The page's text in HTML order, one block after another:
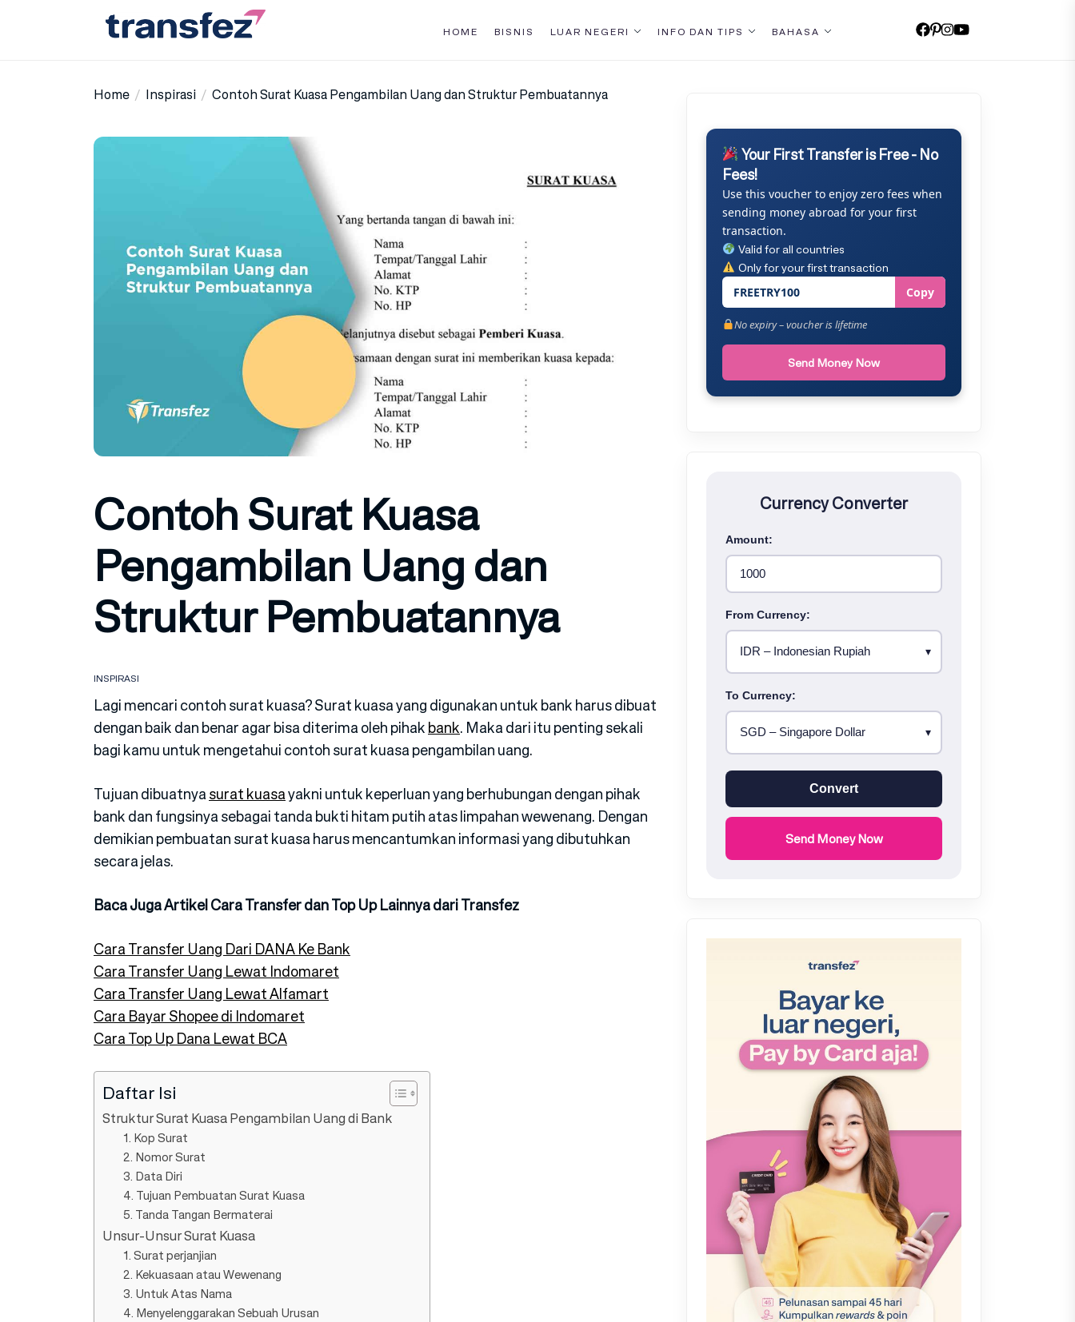
HOME BISNIS LUAR NEGERI INFO DAN TIPS BAHASA
Home Inspirasi Contoh Surat Kuasa Pengambilan Uang dan Struktur Pembuatannya
Contoh Surat Kuasa
Pengambilan Uang dan
Struktur Pembuatannya
INSPIRASI
Lagi mencari contoh surat kuasa? Surat kuasa yang digunakan untuk bank harus dibuat
dengan baik dan benar agar bisa diterima oleh pihakbank. Maka dari itu penting sekali
bagi kamu untuk mengetahui contoh surat kuasa pengambilan uang.
Tujuan dibuatnyasurat kuasayakni untuk keperluan yang berhubungan dengan pihak
bank dan fungsinya sebagai tanda bukti hitam putih atas limpahan wewenang. Dengan
demikian pembuatan surat kuasa harus mencantumkan informasi yang dibutuhkan
secara jelas.
Baca Juga Artikel Cara Transfer dan Top Up Lainnya dari Transfez
Cara Transfer Uang Dari DANA Ke Bank
Cara Transfer Uang Lewat Indomaret
Cara Transfer Uang Lewat Alfamart
Cara Bayar Shopee di Indomaret
Cara Top Up Dana Lewat BCA
Daftar Isi
Struktur Surat Kuasa Pengambilan Uang di Bank
1. Kop Surat
2. Nomor Surat
3. Data Diri
4. Tujuan Pembuatan Surat Kuasa
5. Tanda Tangan Bermaterai
Unsur-Unsur Surat Kuasa
1. Surat perjanjian
2. Kekuasaan atau Wewenang
3. Untuk Atas Nama
4. Menyelenggarakan Sebuah Urusan
Your First Transfer is Free - No
Fees!
Use this voucher to enjoy zero fees when
sending money abroad for your first
transaction.
Valid for all countries
Only for your first transaction
FREETRY100 Copy
No expiry – voucher is lifetime
Send Money Now
Currency Converter
Amount:
From Currency:
To Currency:
Convert
Send Money Now